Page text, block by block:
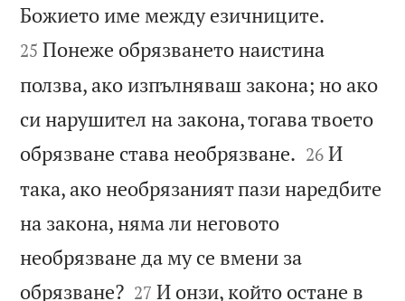
Божието име между езичниците.
25 Понеже обрязването наистина
ползва, ако изпълняваш закона; но ако
си нарушител на закона, тогава твоето
обрязване става необрязване. 

26 И
така, ако необрязаният пази наредбите
на закона, няма ли неговото
необрязване да му се вмени за
обрязване?
27 И онзи, който остане в